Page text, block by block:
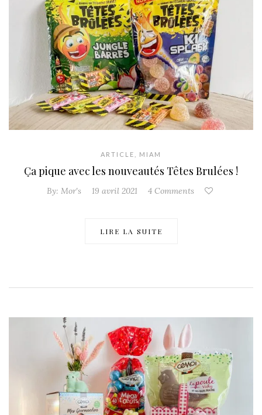
ARTICLE MIAM
Ça pique avec les nouveautés Têtes Brulées !
By: Mor's 19 avril 2021 4 Comments
LIRE LA SUITE